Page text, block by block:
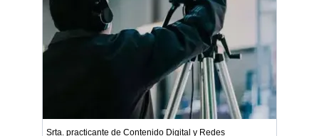
Srta. practicante de Contenido Digital y Redes